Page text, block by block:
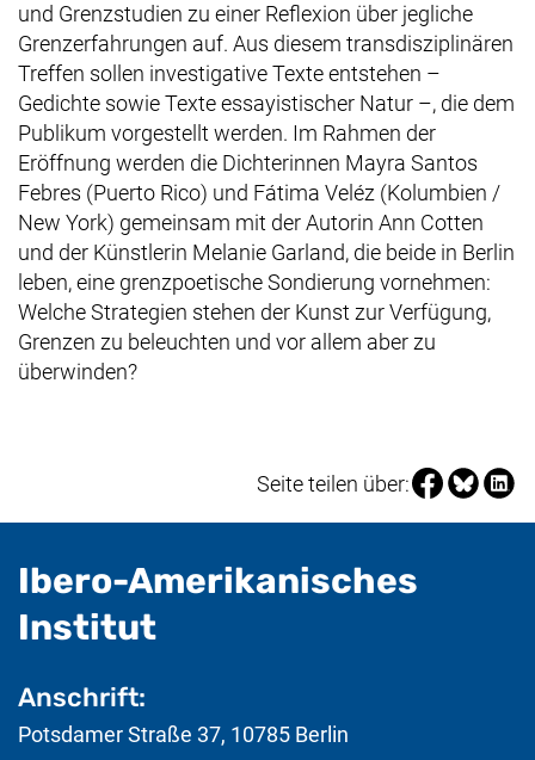
und Grenzstudien zu einer Reflexion über jegliche
Grenzerfahrungen auf. Aus diesem transdisziplinären
Treffen sollen investigative Texte entstehen –
Gedichte sowie Texte essayistischer Natur –, die dem
Publikum vorgestellt werden. Im Rahmen der
Eröffnung werden die Dichterinnen Mayra Santos
Febres (Puerto Rico) und Fátima Veléz (Kolumbien /
New York) gemeinsam mit der Autorin Ann Cotten
und der Künstlerin Melanie Garland, die beide in Berlin
leben, eine grenzpoetische Sondierung vornehmen:
Welche Strategien stehen der Kunst zur Verfügung,
Grenzen zu beleuchten und vor allem aber zu
überwinden?
Seite teilen über:Seite über
Seite
Ibero-Amerikanisches
Institut- nützliche
Anschrift:
Potsdamer Straße 37, 10785 Berlin